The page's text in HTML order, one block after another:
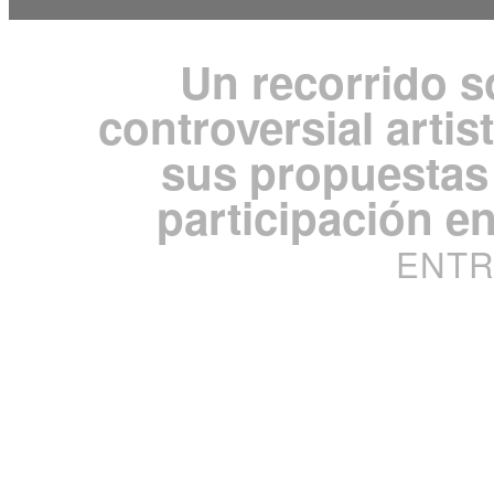
Un recorrido
controversial
sus
participación